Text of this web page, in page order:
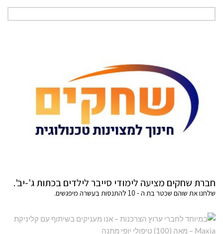
חברת שחקים מציעה לימודי סייבר לילדים בכתות ג'-יב'.
שלחנו את שוהם שכטר בת ה - 10 להתנסות בעשרה מיפגשים.